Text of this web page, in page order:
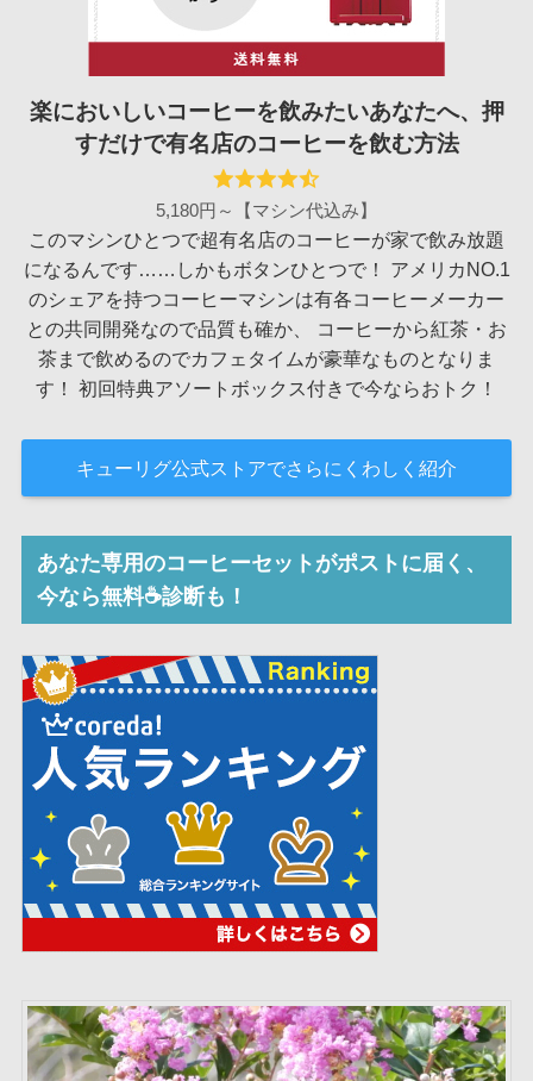
楽においしいコーヒーを飲みたいあなたへ、押
すだけで有名店のコーヒーを飲む方法
5,180円～【マシン代込み】
このマシンひとつで超有名店のコーヒーが家で飲み放題
になるんです……しかもボタンひとつで！ アメリカNO.1
のシェアを持つコーヒーマシンは有各コーヒーメーカー
との共同開発なので品質も確か、 コーヒーから紅茶・お
茶まで飲めるのでカフェタイムが豪華なものとなりま
す！ 初回特典アソートボックス付きで今ならおトク！
キューリグ公式ストアでさらにくわしく紹介
あなた専用のコーヒーセットがポストに届く、
今なら無料☕診断も！